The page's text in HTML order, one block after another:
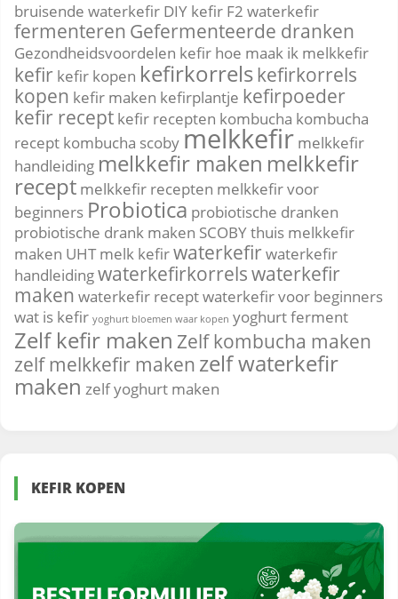
bruisende waterkefir DIY kefir F2 waterkefir
fermenteren Gefermenteerde dranken
Gezondheidsvoordelen kefir hoe maak ik melkkefir
kefir kefir kopen kefirkorrelskefirkorrels
kopen kefir maken kefirplantje kefirpoeder
kefir recept kefir recepten kombucha kombucha
recept kombucha scoby melkkefir melkkefir
handleiding melkkefir maken melkkefir
recept melkkefir recepten melkkefir voor
beginners Probiotica probiotische dranken
probiotische drank maken SCOBYthuis melkkefir
maken UHT melk kefirwaterkefirwaterkefir
handleidingwaterkefirkorrelswaterkefir
maken waterkefir receptwaterkefir voor beginners
wat is kefir yoghurt bloemen waar kopen yoghurt ferment
Zelf kefir maken Zelf kombucha maken
zelf melkkefir maken zelf waterkefir
maken zelf yoghurt maken
KEFIR KOPEN